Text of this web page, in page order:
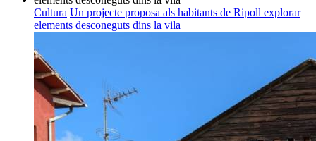
Cultura Un projecte proposa als habitants de Ripoll explorar
elements desconeguts dins la vila